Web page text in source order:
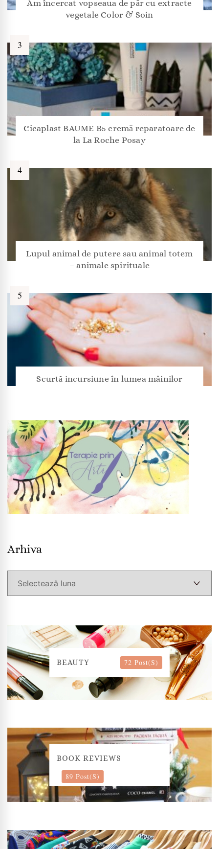
Am încercat vopseaua de păr cu extracte
vegetale Color & Soin
Cicaplast BAUME B5 cremă reparatoare de
la La Roche Posay
Lupul animal de putere sau animal totem
– animale spirituale
Scurtă incursiune în lumea mâinilor
Arhiva
BEAUTY 72 Post(s)
BOOK REVIEWS
89 Post(s)